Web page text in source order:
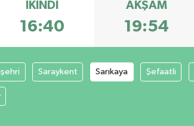
İKINDI
16:40
AKŞAM
19:54
Saraykent Sarıkaya Şefaatli